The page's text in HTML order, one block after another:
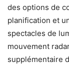
des options de
planification et
spectacles de
mouvement
supplémentaire